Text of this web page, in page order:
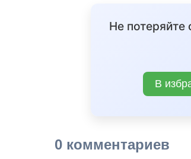
Не потеряйте
В
0 комментариев